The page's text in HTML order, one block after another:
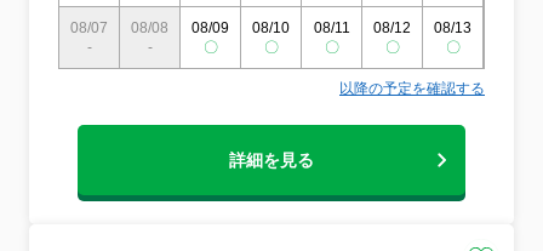
08/07
-
08/08
-
08/09
〇
08/10
〇
08/11
〇
08/12
〇
08/13
〇
以降の予定を確認する
詳細を見る